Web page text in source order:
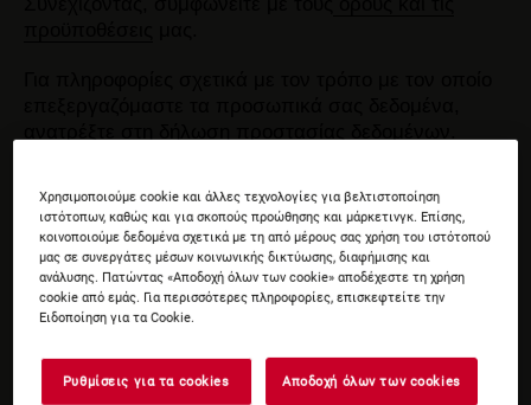
Χρησιμοποιούμε cookie και άλλες τεχνολογίες για βελτιστοποίηση
ιστότοπων, καθώς και για σκοπούς προώθησης και μάρκετινγκ. Επίσης,
κοινοποιούμε δεδομένα σχετικά με τη από μέρους σας χρήση του ιστότοπού
μας σε συνεργάτες μέσων κοινωνικής δικτύωσης, διαφήμισης και
ανάλυσης. Πατώντας «Αποδοχή όλων των cookie» αποδέχεστε τη χρήση
cookie από εμάς. Για περισσότερες πληροφορίες, επισκεφτείτε την
Ειδοποίηση για τα Cookie.
Ρυθμίσεις για τα cookies Αποδοχή όλων των cookies